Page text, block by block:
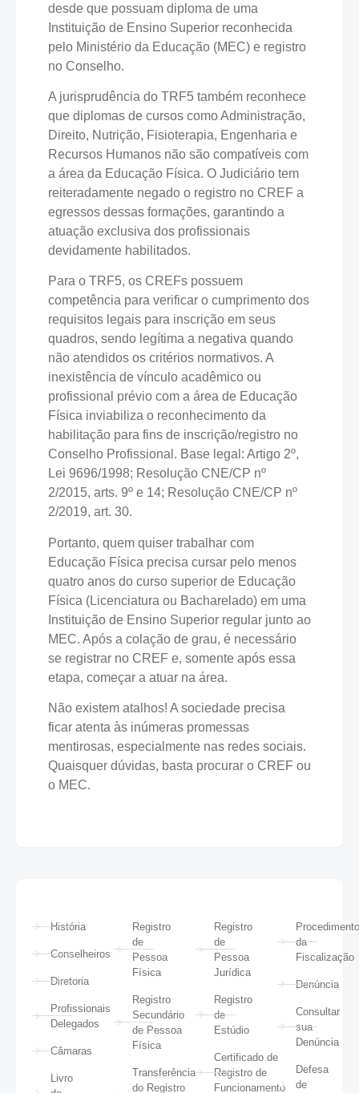
desde que possuam diploma de uma
Instituição de Ensino Superior reconhecida
pelo Ministério da Educação (MEC) e registro
no Conselho.
A jurisprudência do TRF5 também reconhece
que diplomas de cursos como Administração,
Direito, Nutrição, Fisioterapia, Engenharia e
Recursos Humanos não são compatíveis com
a área da Educação Física. O Judiciário tem
reiteradamente negado o registro no CREF a
egressos dessas formações, garantindo a
atuação exclusiva dos profissionais
devidamente habilitados.
Para o TRF5, os CREFs possuem
competência para verificar o cumprimento dos
requisitos legais para inscrição em seus
quadros, sendo legítima a negativa quando
não atendidos os critérios normativos. A
inexistência de vínculo acadêmico ou
profissional prévio com a área de Educação
Física inviabiliza o reconhecimento da
habilitação para fins de inscrição/registro no
Conselho Profissional. Base legal: Artigo 2º,
Lei 9696/1998; Resolução CNE/CP nº
2/2015, arts. 9º e 14; Resolução CNE/CP nº
2/2019, art. 30.
Portanto, quem quiser trabalhar com
Educação Física precisa cursar pelo menos
quatro anos do curso superior de Educação
Física (Licenciatura ou Bacharelado) em uma
Instituição de Ensino Superior regular junto ao
MEC. Após a colação de grau, é necessário
se registrar no CREF e, somente após essa
etapa, começar a atuar na área.
Não existem atalhos! A sociedade precisa
ficar atenta às inúmeras promessas
mentirosas, especialmente nas redes sociais.
Quaisquer dúvidas, basta procurar o CREF ou
o MEC.
História
Conselheiros
Diretoria
Profissionais
Delegados
Câmaras
Livro
Registro
de
Pessoa
Física
Registro
Secundário
de Pessoa
Física
Transferência
do Registro
Registro
de
Pessoa
Jurídica
Registro
de
Estúdio
Certificado de
Registro de
Funcionamento
da
Fiscalização
Denúncia
Consultar
sua
Denúncia
Defesa
de